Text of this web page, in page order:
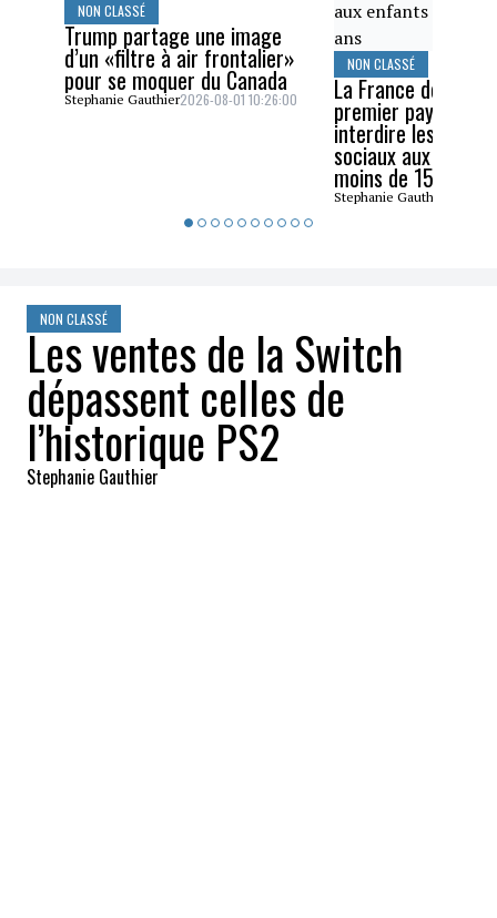
NON CLASSÉ
Trump partage une image
d’un «filtre à air frontalier»
pour se moquer du Canada
Stephanie Gauthier2026-08-01 10:26:00
NON CLASSÉ
La France devient
premier pays de
interdire les
sociaux aux
moins de 15 ans
Stephanie Gauthier
NON CLASSÉ
Les ventes de la Switch
dépassent celles de
l’historique PS2
Stephanie Gauthier